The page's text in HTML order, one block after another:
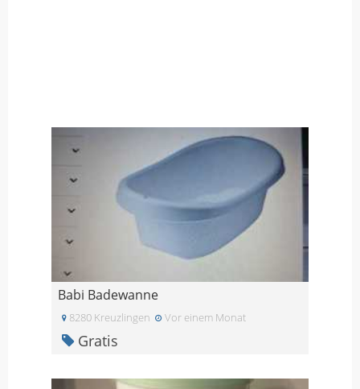
Babi Badewanne
8280 Kreuzlingen Vor einem Monat
Gratis